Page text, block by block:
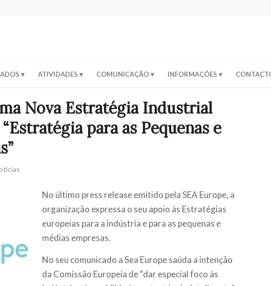
ATIVIDADES COMUNICAÇÃO INFORMAÇÕES
Nova Estratégia Industrial
para as Pequenas e
No último press release emitido pela SEA Europe, a
organização expressa o seu apoio às Estratégias
europeias para a indústria e para as pequenas e
médias empresas.
No seu comunicado a Sea Europe saúda a intenção
da Comissão Europeia de “dar especial foco às